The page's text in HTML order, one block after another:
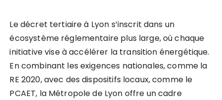
Le décret tertiaire à Lyon s’inscrit dans un
écosystème réglementaire plus large, où chaque
initiative vise à accélérer la transition énergétique.
En combinant les exigences nationales, comme la
RE 2020, avec des dispositifs locaux, comme le
PCAET, la Métropole de Lyon offre un cadre